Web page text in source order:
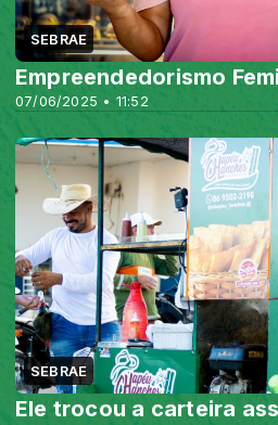
SEBRAE
07/06/2025 • 11:52
Empreendedorismo
SEBRAE
Ele trocou a carteira